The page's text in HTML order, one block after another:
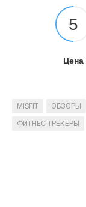
5
Цена
MISFIT ОБЗОРЫ
ФИТНЕС-ТРЕКЕРЫ